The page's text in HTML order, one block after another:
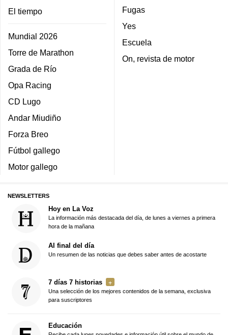
El tiempo
Mundial 2026
Torre de Marathon
Grada de Río
Opa Racing
CD Lugo
Andar Miudiño
Forza Breo
Fútbol gallego
Motor gallego
Fugas
Yes
Escuela
On, revista de motor
NEWSLETTERS
Hoy en La Voz
La información más destacada del día, de lunes a viernes a primera
hora de la mañana
Al final del día
Un resumen de las noticias que debes saber antes de acostarte
7 días 7 historias
Una selección de los mejores contenidos de la semana, exclusiva
para suscriptores
Educación